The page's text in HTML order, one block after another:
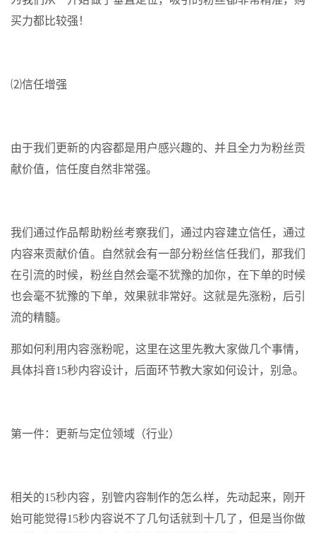
买力都比较强！
⑵信任增强
由于我们更新的内容都是用户感兴趣的、并且全力为粉丝贡
献价值，信任度自然非常强。
我们通过作品帮助粉丝考察我们，通过内容建立信任，通过
内容来贡献价值。自然就会有一部分粉丝信任我们，那我们
在引流的时候，粉丝自然会毫不犹豫的加你，在下单的时候
也会毫不犹豫的下单，效果就非常好。这就是先涨粉，后引
流的精髓。
那如何利用内容涨粉呢，这里在这里先教大家做几个事情，
具体抖音15秒内容设计，后面环节教大家如何设计，别急。
第一件：更新与定位领域（行业）
相关的15秒内容，别管内容制作的怎么样，先动起来，刚开
始可能觉得15秒内容说不了几句话就到十几了，但是当你做